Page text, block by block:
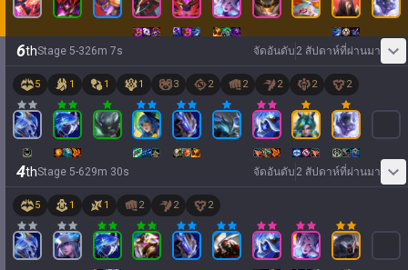
6thStage 5-326m 7s จัดอันดับ 2 สัปดาห์ที่ผ่านมา
5 1 1 1 3 2 2 2 2 2
4thStage 5-629m 30s จัดอันดับ 2 สัปดาห์ที่ผ่านมา
5 1 1 2 2 2